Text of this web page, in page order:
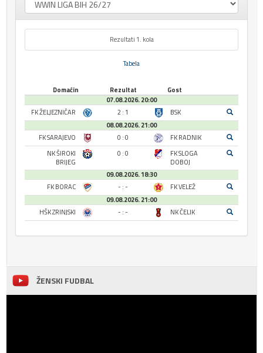
Rezultati 1. kola
Tabela
Domaćin Rezultat
Gost
07.08.2026. 20:00
FK ŽELJEZNIČAR
2 : 1
BSK
08.08.2026. 21:00
FK SARAJEVO
0 : 0
FK RADNIK
NK ŠIROKI
BRIJEG
0 : 0
FK SLOGA
DOBOJ
09.08.2026. 18:30
FK BORAC
- : -
FK VELEŽ
09.08.2026. 21:00
HŠK ZRINJSKI
- : - NK ČELIK
ŽENSKI FUDBAL